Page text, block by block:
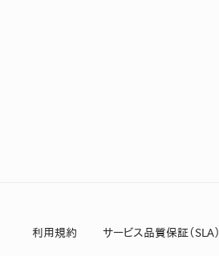
利用規約 サービス品質保証（SLA）